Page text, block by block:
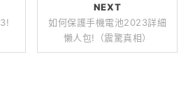
NEXT
如何保護手機電池2023詳細
懶人包!（震驚真相）